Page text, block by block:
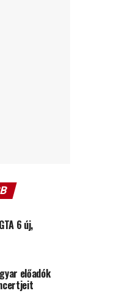
6 új,
előadók